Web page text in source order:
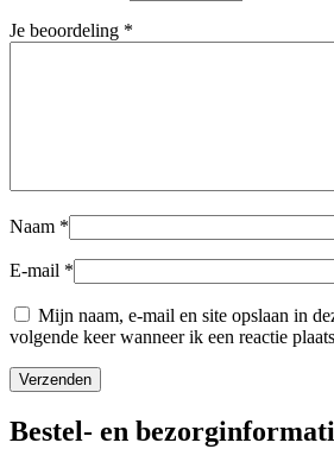
Je beoordeling *
Naam *
E-mail *
Mijn naam, e-mail en site opslaan in
volgende keer wanneer ik een reactie
Bestel- en